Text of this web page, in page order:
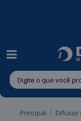
Principal Difusor